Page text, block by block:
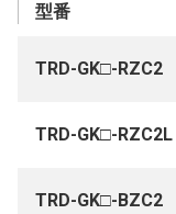
型番
TRD-GK□-RZC2
TRD-GK□-RZC2L
TRD-GK□-BZC2